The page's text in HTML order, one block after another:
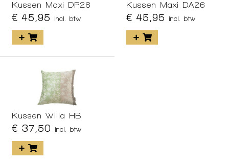
Kussen Maxi DP26
€ 45,95 incl. btw
Kussen Maxi DA26
€ 45,95 incl. btw
Kussen Willa HB
€ 37,50 incl. btw